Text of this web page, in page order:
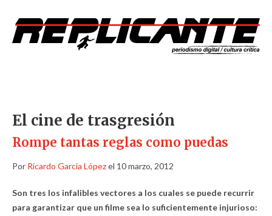
El cine de trasgresión
Rompe tantas reglas como puedas
Por Ricardo García Lópezel 10 marzo, 2012
Son tres los infalibles vectores a los cuales se puede recurrir
para garantizar que un filme sea lo suficientemente injurioso: